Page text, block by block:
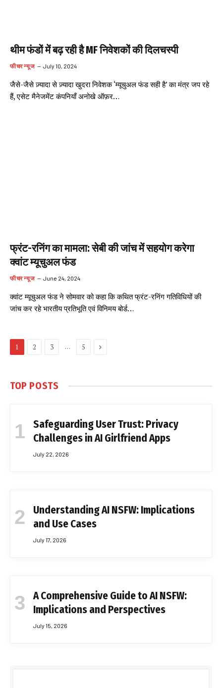
थीम फंडों में बढ़ रही है MF निवेशकों की दिलचस्पी
फीचर न्यूज July 10, 2024
जैसे-जैसे ज़्यादा से ज़्यादा खुदरा निवेशक ‘म्यूचुअल फंड सही है’ का मंत्र जप रहे
हैं, एसेट मैनेजमेंट कंपनियाँ अनोखे ऑफ़र…
फ्रंट-रनिंग का मामला: सेबी की जांच में सहयोग करेगा
क्वांट म्यूचुअल फंड
फीचर न्यूज June 24, 2024
क्वांट म्यूचुअल फंड ने सोमवार को कहा कि कथित फ्रंट-रनिंग गतिविधियों की
जांच कर रहे भारतीय प्रतिभूति एवं विनिमय बोर्ड…
1 2 3 … 5 Next
TOP POSTS
Safeguarding User Trust: Privacy
Challenges in AI Girlfriend Apps
July 22, 2026
Understanding AI NSFW: Implications
and Use Cases
July 17, 2026
A Comprehensive Guide to AI NSFW:
Implications and Perspectives
July 15, 2026